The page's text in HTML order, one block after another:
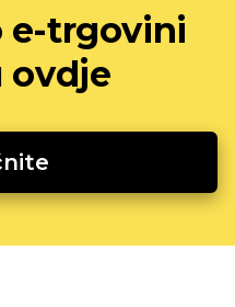
e-trgovini
ovdje